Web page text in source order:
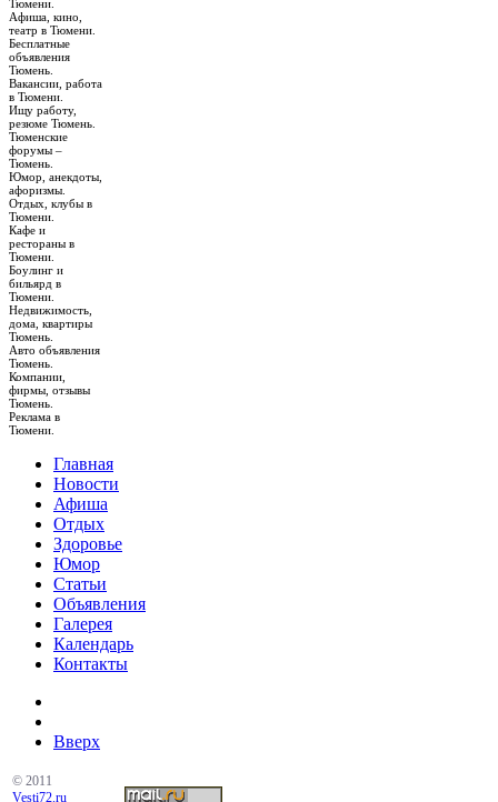
Тюмени.
Афиша, кино,
театр в Тюмени.
Бесплатные
объявления
Тюмень.
Вакансии, работа
в Тюмени.
Ищу работу,
резюме Тюмень.
Тюменские
форумы –
Тюмень.
Юмор, анекдоты,
афоризмы.
Отдых, клубы в
Тюмени.
Кафе и
рестораны в
Тюмени.
Боулинг и
бильярд в
Тюмени.
Недвижимость,
дома, квартиры
Тюмень.
Авто объявления
Тюмень.
Компании,
фирмы, отзывы
Тюмень.
Реклама в
Тюмени.
Главная
Новости
Афиша
Отдых
Здоровье
Юмор
Статьи
Объявления
Галерея
Календарь
Контакты
Вверх
© 2011
Vesti72.ru